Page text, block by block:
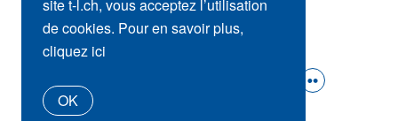
site t-l.ch, vous acceptez l’utilisation
de cookies. Pour en savoir plus,
cliquez ici
OK